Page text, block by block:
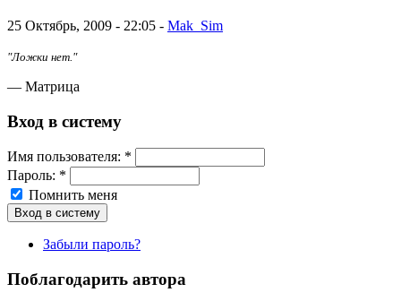
25 Октябрь, 2009 - 22:05 - Mak_Sim
"Ложки нет."
— Матрица
Вход в систему
Имя пoльзовaтeля: *
Пароль: *
Помнить меня
Забыли пароль?
Поблагодарить автора